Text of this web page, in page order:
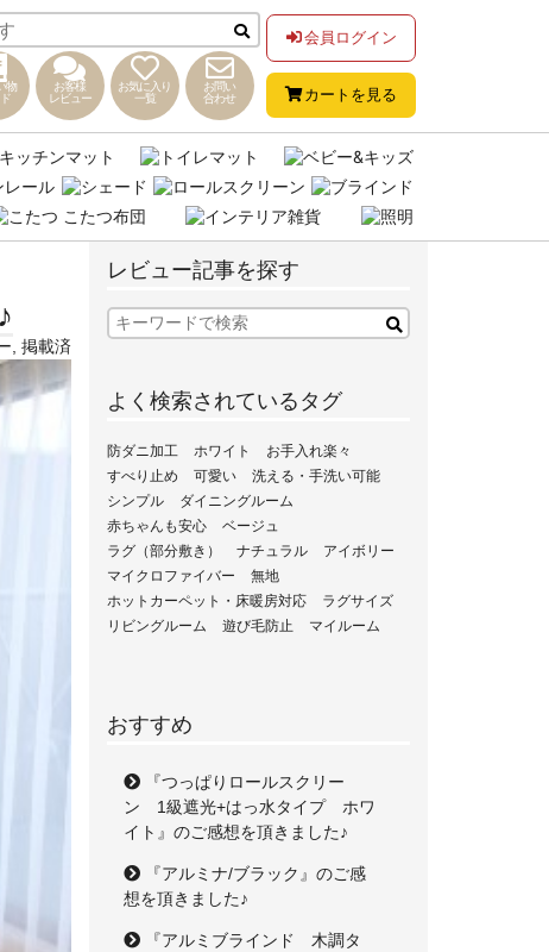
物
お客様
レビュー
お気に入り
一覧
お問い
合わせ
会員ログイン
カートを見る
掲載済
レビュー記事を探す
よく検索されているタグ
防ダニ加工 ホワイト
お手入れ楽々
すべり止め
可愛い
洗える・手洗い可能
シンプル
ダイニングルーム
赤ちゃんも安心
ベージュ
ラグ（部分敷き）
ナチュラル
アイボリー
マイクロファイバー
無地
ホットカーペット・床暖房対応
ラグサイズ
リビングルーム
遊び毛防止 マイルーム
おすすめ
『つっぱりロールスクリー
ン 1級遮光+はっ水タイプ ホワ
イト』のご感想を頂きました♪
『アルミナ/ブラック』のご感
想を頂きました♪
『アルミブラインド 木調タ